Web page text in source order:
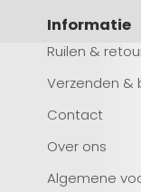
Informatie
Ruilen &
Verzenden &
Contact
Over ons
Algemene